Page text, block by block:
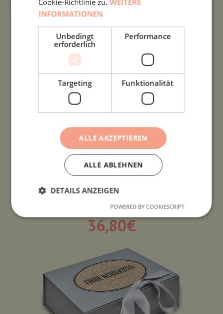
INDIVIDUELLES GESCHENKSET –
“HERZLICHEN GLÜCKWUNSCH”
INDIVIDUELLES GESCHENKSET – “FÜR DICH”
g
36,80€
INFORMATIONEN
Unbedingt
erforderlich
Performance
Targeting Funktionalität
ALLE AKZEPTIEREN
ALLE ABLEHNEN
DETAILS ANZEIGEN
POWERED BY COOKIESCRIPT